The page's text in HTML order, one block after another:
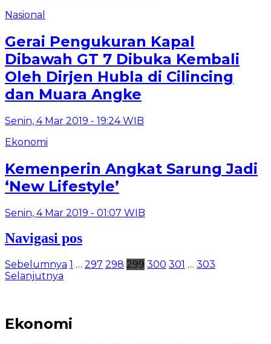
Nasional
Gerai Pengukuran Kapal
Dibawah GT 7 Dibuka Kembali
Oleh Dirjen Hubla di Cilincing
dan Muara Angke
Senin, 4 Mar 2019 - 19:24 WIB
Ekonomi
Kemenperin Angkat Sarung Jadi
‘New Lifestyle’
Senin, 4 Mar 2019 - 01:07 WIB
Navigasi pos
Sebelumnya 1 … 297 298 299 300 301 … 303
Selanjutnya
Ekonomi